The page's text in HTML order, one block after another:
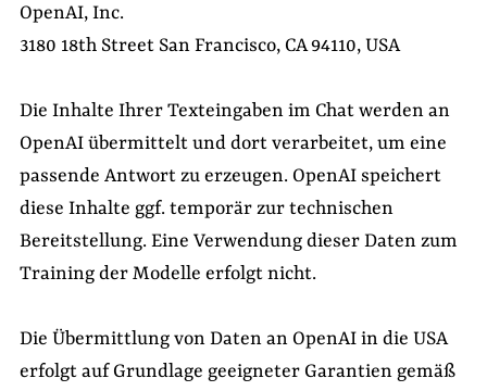
OpenAI, Inc.
3180 18th Street San Francisco, CA 94110, USA
Die Inhalte Ihrer Texteingaben im Chat werden an
OpenAI übermittelt und dort verarbeitet, um eine
passende Antwort zu erzeugen. OpenAI speichert
diese Inhalte ggf. temporär zur technischen
Bereitstellung. Eine Verwendung dieser Daten zum
Training der Modelle erfolgt nicht.
Die Übermittlung von Daten an OpenAI in die USA
erfolgt auf Grundlage geeigneter Garantien gemäß